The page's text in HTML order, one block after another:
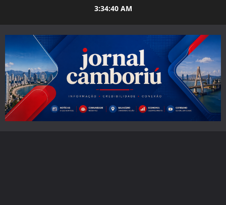
3:34:41 AM